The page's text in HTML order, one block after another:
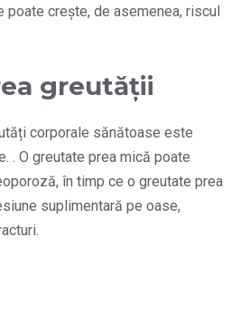
poate crește, de asemenea, riscul
greutății
corporale sănătoase este
. O greutate prea mică poate
în timp ce o greutate prea
suplimentară pe oase,